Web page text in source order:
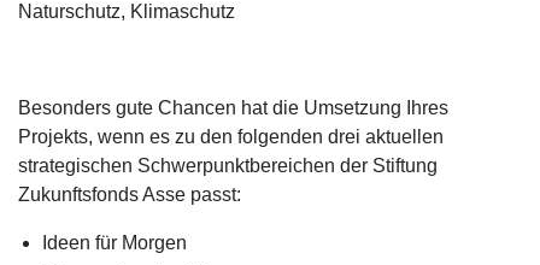
Naturschutz, Klimaschutz
Besonders gute Chancen hat die Umsetzung Ihres
Projekts, wenn es zu den folgenden drei aktuellen
strategischen Schwerpunktbereichen der Stiftung
Zukunftsfonds Asse passt:
Ideen für Morgen